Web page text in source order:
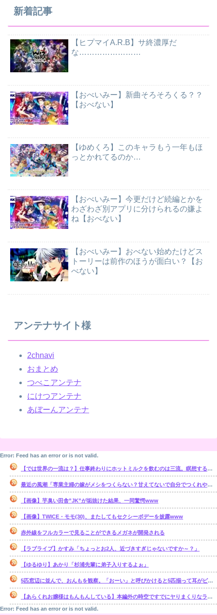
新着記事
【ヒプマイA.R.B】サ終濃厚だ
な……………………
【おべいみー】新曲そろそろくる？？
【おべない】
【ゆめくろ】このキャラもう一年もほ
っとかれてるのか…
【おべいみー】今更だけど続編とかを
わざわざ別アプリに分けられるの嫌よ
ね【おべない】
【おべいみー】おべない始めたけどス
トーリーは前作のほうが面白い？【お
べない】
アンテナサイト様
2chnavi
おまとめ
つべこアンテナ
にけつアンテナ
あぼーんアンテナ
Error: Feed has an error or is not valid.
【では世界の一流は？】仕事終わりにホットミルクを飲むのは三流。瞑想するのは二流
最近の風潮「専業主婦の嫁がメシをつくらない？甘えてないで自分でつくれやｗ」←これ正論なの？
【画像】芋臭い田舎”JK”が垢抜けた結果、一同驚愕www
【画像】TWICE・モモ(30)、またしてもセクシーボデーを披露www
赤外線をフルカラーで見ることができるメガネが開発される
【ラブライブ】かすみ「ちょっとお2人、近づきすぎじゃないですか～？」
【ゆるゆり】あかり「杉浦先輩に弟子入りするよぉ」
5匹窓辺に並んで、おんもを観察。「おーい」と呼びかけると5匹揃って耳がピッとコッチを向く。だが、ある単語を言うと・・・【再】
【あらくれお嬢様はもんもんしている】本編外の時空ですでにヤりまくりなラブコメっていいよね
Error: Feed has an error or is not valid.